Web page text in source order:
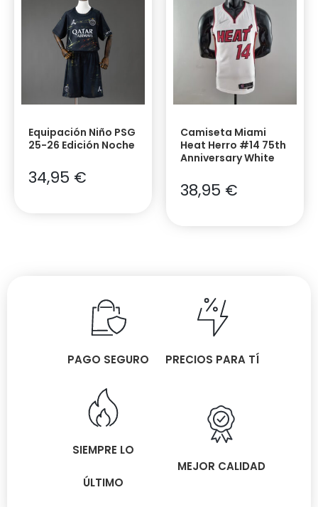
Equipación Niño PSG
25-26 Edición Noche
34,95 €
Camiseta Miami
Heat Herro #14 75th
Anniversary White
38,95 €
PAGO SEGURO PRECIOS PARA TÍ
SIEMPRE LO
ÚLTIMO
MEJOR CALIDAD